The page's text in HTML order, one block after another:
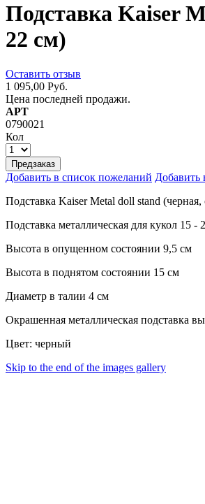
Подставка Kaiser
22 см)
Оставить отзыв
1 095,00 Руб.
Цена последней продажи.
АРТ
0790021
Кол
Предзаказ
Добавить в список пожеланий Добавить
Подставка Kaiser Metal doll stand
Подставка металлическая для кукол 15 -
Высота в опущенном состоянии 9,5 см
Высота в поднятом состоянии 15 см
Диаметр в талии 4 см
Окрашенная металлическая подставка
Цвет: черный
Skip to the end of the images gallery